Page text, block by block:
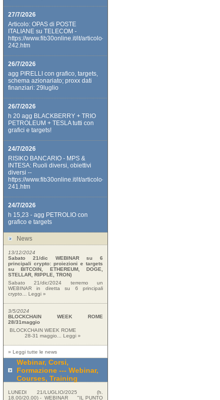
27/7/2026
Articolo: OPAS di POSTE
ITALIANE su TELECOM -
https://www.fib30online.it/it/articolo-
242.htm
26/7/2026
agg PIRELLI con grafico, targets,
schema azionariato; proxx dati
finanziari: 29luglio
26/7/2026
h 20 agg BLACKBERRY + TRIO
PETROLEUM + TESLA tutti con
grafici e targets!
24/7/2026
RISIKO BANCARIO - MPS &
INTESA: Ruoli diversi, obiettivi
diversi --
https://www.fib30online.it/it/articolo-
241.htm
24/7/2026
h 15,23 - agg PETROLIO con
grafico e targets
News
13/12/2024
Sabato 21/dic WEBINAR su 6
principali crypto: proiezioni e targets
su BITCOIN, ETHEREUM, DOGE,
STELLAR, RIPPLE, TRON)
Sabato 21/dic/2024 terremo un
WEBINAR in diretta su 6 principali
crypto... Leggi »
3/5/2024
BLOCKCHAIN WEEK ROME
28/31maggio
BLOCKCHAIN WEEK ROME
28-31 maggio... Leggi »
» Leggi tutte le news
Webinar, Corsi,
Formazione --- Webinar,
Courses, Training
LUNEDI 21/LUGLIO/2025 (h.
18.00/20.00) - WEBINAR "IL PUNTO